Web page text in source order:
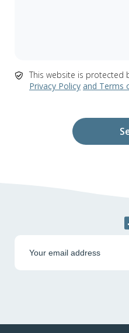
This website is protected
Privacy Policy and Terms